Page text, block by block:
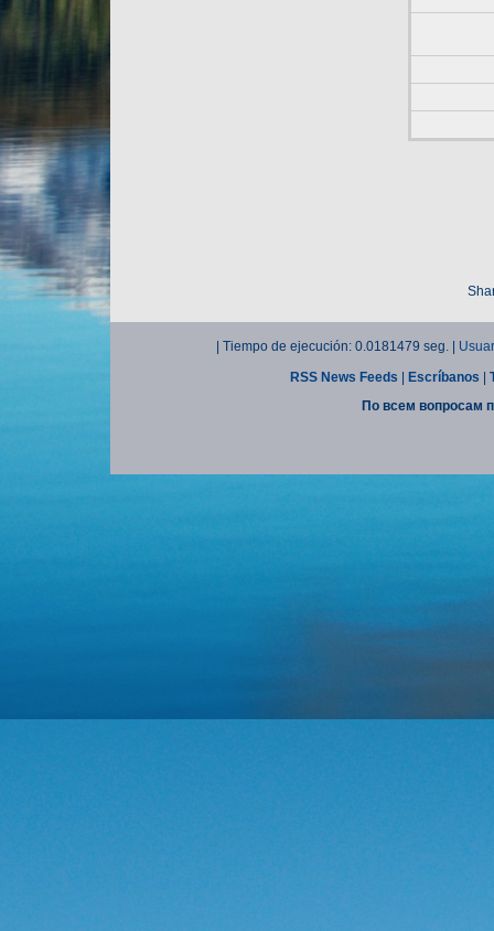
| Tiempo de ejecución: 0.0181479 seg. |
RSS News Feeds
Escríbanos
По всем вопросам